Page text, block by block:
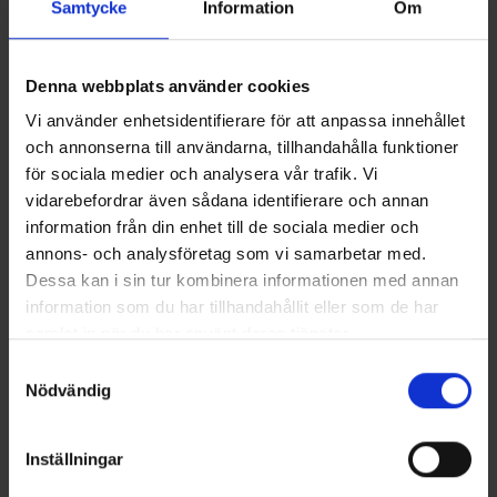
Samtycke Information Om
Denna webbplats använder cookies
Vi använder enhetsidentifierare för att anpassa innehållet
och annonserna till användarna, tillhandahålla funktioner
för sociala medier och analysera vår trafik. Vi
vidarebefordrar även sådana identifierare och annan
information från din enhet till de sociala medier och
annons- och analysföretag som vi samarbetar med.
Dessa kan i sin tur kombinera informationen med annan
information som du har tillhandahållit eller som de har
Nödvändig
Inställningar
VARFÖR RELINING?
Kostnadseffektivt: Undviker dyra och omfattande
utbyten
traditionella metoder
klimatpåverkan